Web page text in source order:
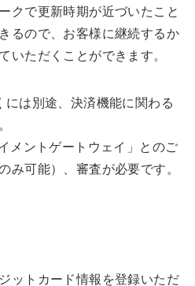
クで更新時期が近づいたこと
るので、お客様に継続するか
いただくことができます。
は別途、決済機能に関わる
メントゲートウェイ」とのご
み可能）、審査が必要です。
ットカード情報を登録いただ